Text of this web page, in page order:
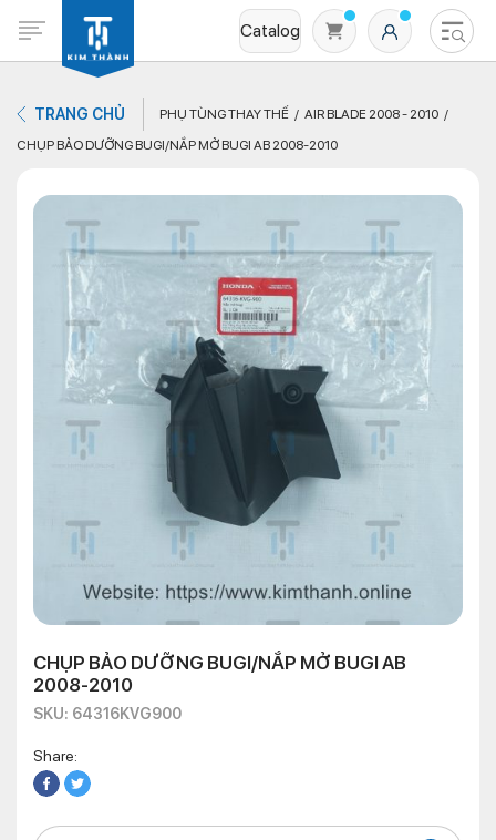
Catalog
Không có sản phẩm nào trong giỏ hàng
TRANG CHỦ PHỤ TÙNG THAY THẾ
AIR BLADE 2008 - 2010
CHỤP BẢO DƯỠNG BUGI/NẮP MỞ BUGI AB 2008-2010
CHỤP BẢO DƯỠNG BUGI/NẮP MỞ BUGI AB
2008-2010
SKU: 64316KVG900
Share: